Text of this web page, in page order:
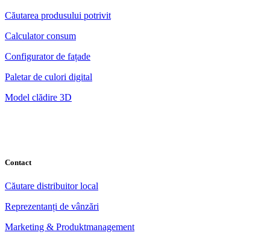
Căutarea produsului potrivit
Calculator consum
Configurator de fațade
Paletar de culori digital
Model clădire 3D
Contact
Căutare distribuitor local
Reprezentanți de vânzări
Marketing & Produktmanagement